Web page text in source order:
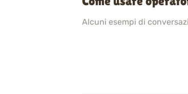
Alcuni esempi di